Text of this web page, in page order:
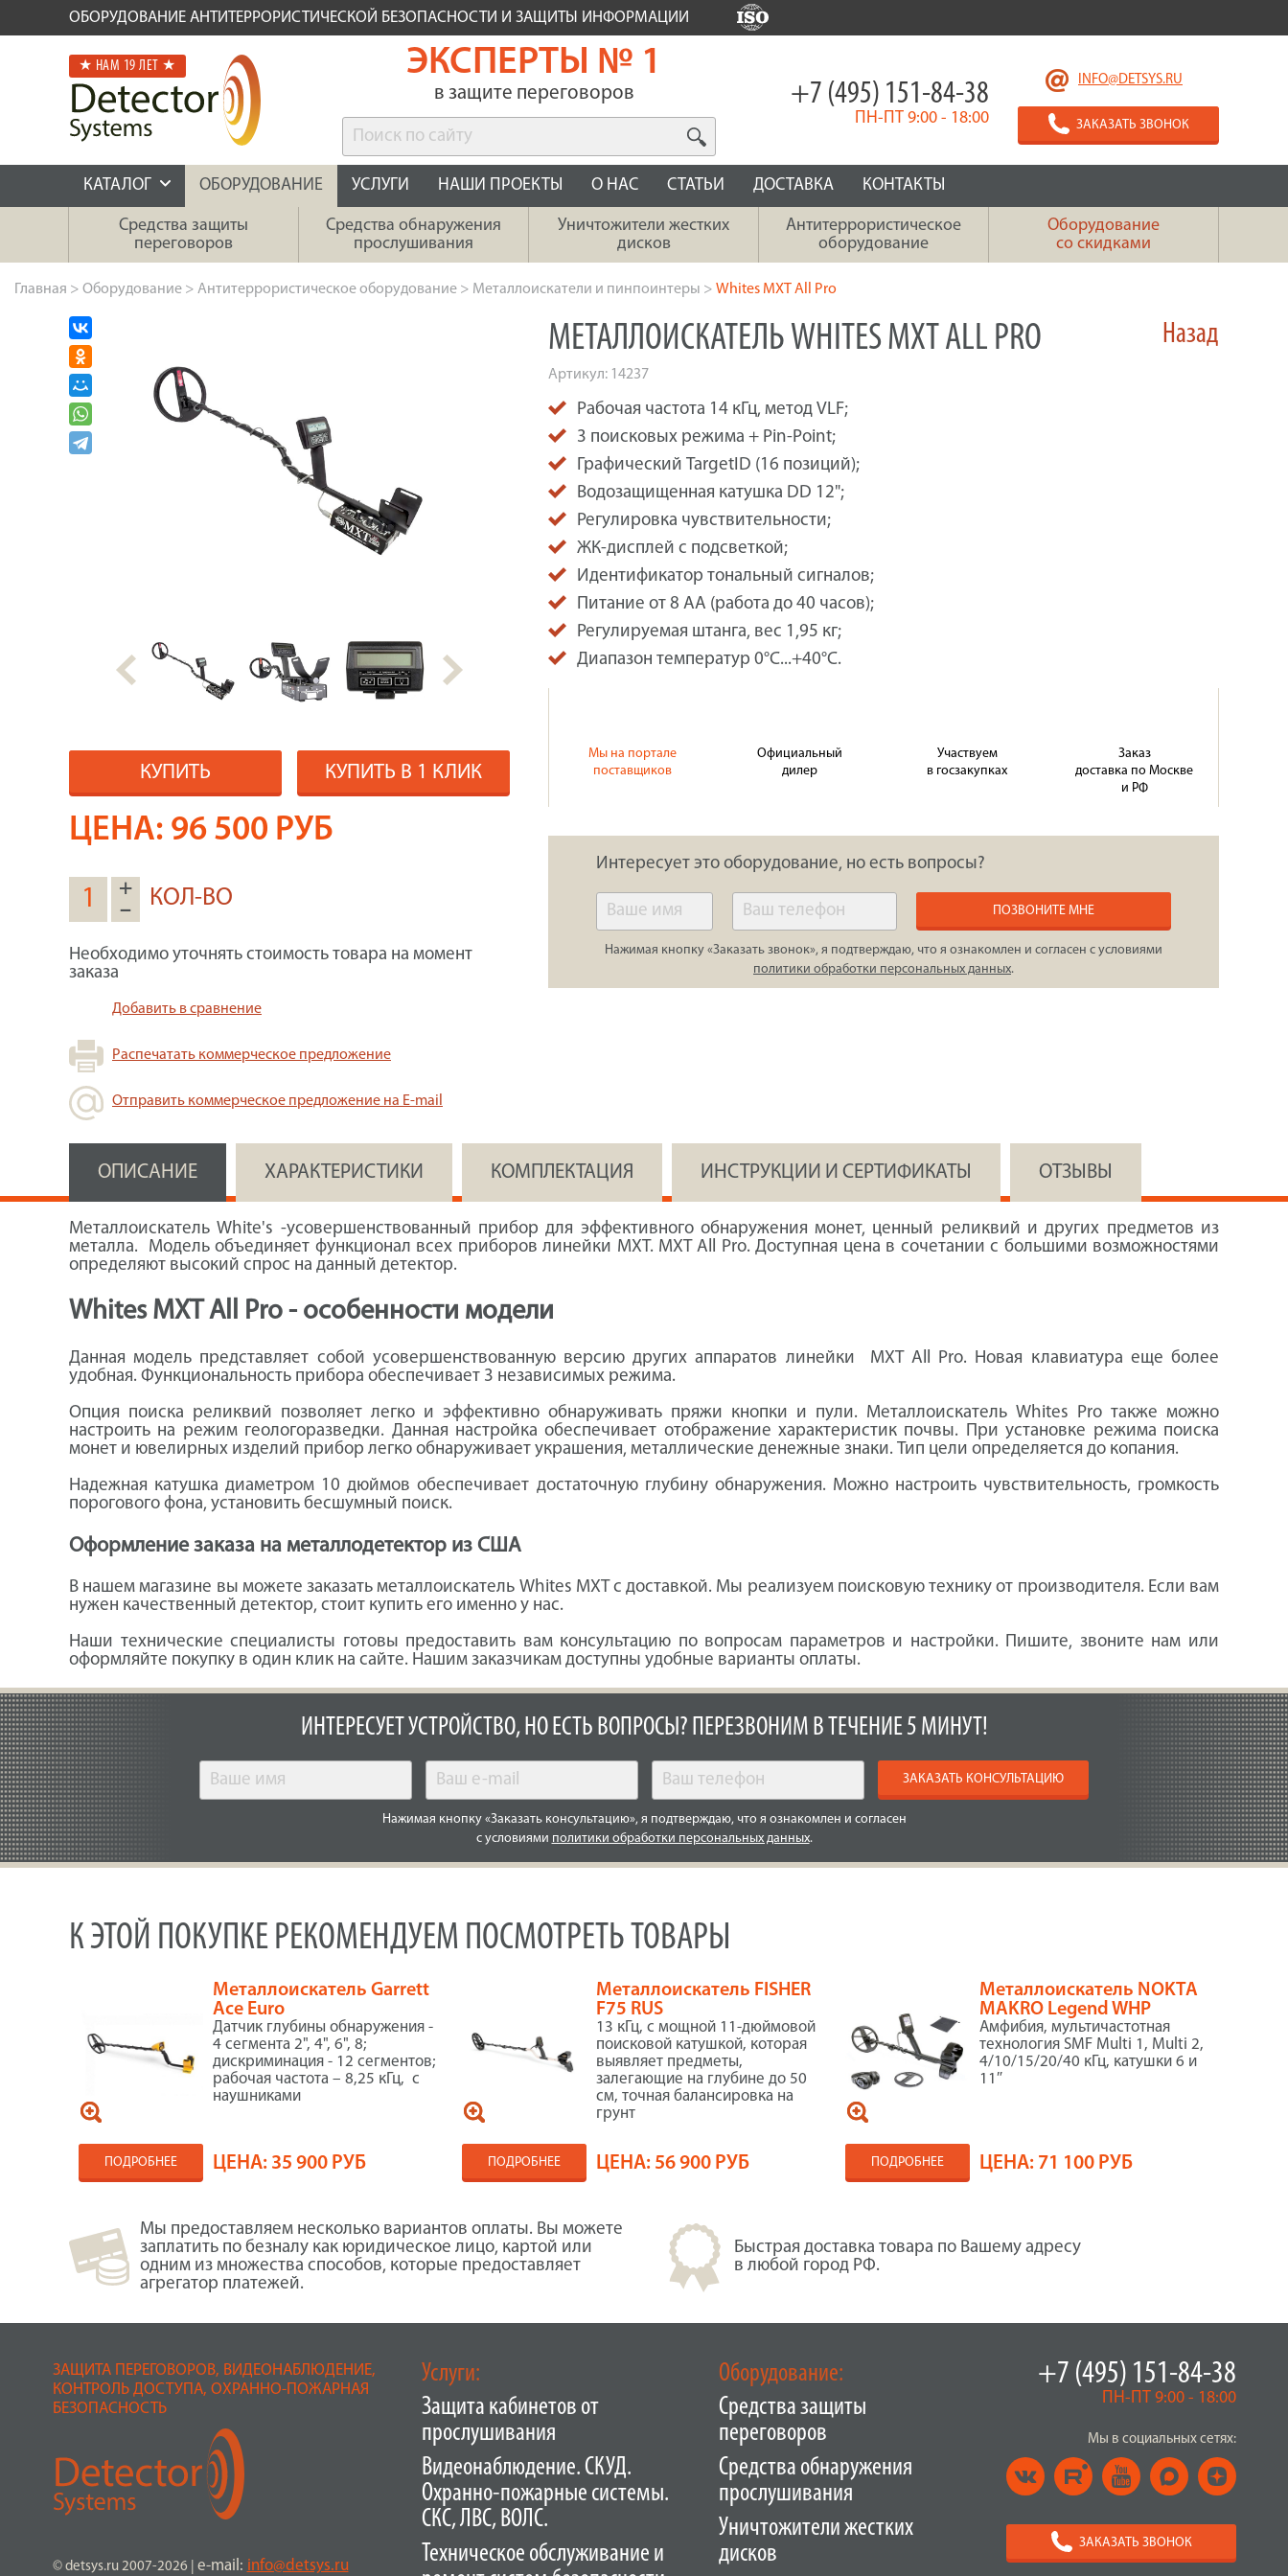
ОБОРУДОВАНИЕ АНТИТЕРРОРИСТИЧЕСКОЙ БЕЗОПАСНОСТИ И ЗАЩИТЫ ИНФОРМАЦИИ
★ НАМ 19 ЛЕТ ★ ЭКСПЕРТЫ № 1
в защите переговоров
INFO@DETSYS.RU
ЗАКАЗАТЬ ЗВОНОК
+7 (495) 151-84-38
ПН-ПТ 9:00 - 18:00
КАТАЛОГ ОБОРУДОВАНИЕ УСЛУГИ НАШИ ПРОЕКТЫ О НАС СТАТЬИ ДОСТАВКА КОНТАКТЫ
Средства защиты
переговоров
Средства обнаружения
прослушивания
Уничтожители жестких
дисков
Антитеррористическое
оборудование
Оборудование
со скидками
Главная > Оборудование > Антитеррористическое оборудование > Металлоискатели и пинпоинтеры > Whites MXT All Pro
Назад
КУПИТЬ КУПИТЬ В 1 КЛИК
ЦЕНА: 96 500 РУБ
+
–
КОЛ-ВО
Необходимо уточнять стоимость товара на момент
заказа
Добавить в сравнение
Распечатать коммерческое предложение
Отправить коммерческое предложение на E-mail
МЕТАЛЛОИСКАТЕЛЬ WHITES MXT ALL PRO
Артикул: 14237
Рабочая частота 14 кГц, метод VLF;
3 поисковых режима + Pin-Point;
Графический TargetID (16 позиций);
Водозащищенная катушка DD 12";
Регулировка чувствительности;
ЖК-дисплей с подсветкой;
Идентификатор тональный сигналов;
Питание от 8 AA (работа до 40 часов);
Регулируемая штанга, вес 1,95 кг;
Диапазон температур 0°C...+40°C.
Мы на портале
поставщиков
Официальный
дилер
Участвуем
в госзакупках
Заказ
доставка по Москве
и РФ
Интересует это оборудование, но есть вопросы?
ПОЗВОНИТЕ МНЕ
Нажимая кнопку «Заказать звонок», я подтверждаю, что я ознакомлен и согласен с условиями
политики обработки персональных данных.
ОПИСАНИЕ ХАРАКТЕРИСТИКИ КОМПЛЕКТАЦИЯ ИНСТРУКЦИИ И СЕРТИФИКАТЫ ОТЗЫВЫ
Металлоискатель White's -усовершенствованный прибор для эффективного обнаружения монет, ценный реликвий и других предметов из
металла. Модель объединяет функционал всех приборов линейки MXT. MXT All Pro. Доступная цена в сочетании с большими возможностями
определяют высокий спрос на данный детектор.
Whites MXT All Pro - особенности модели
Данная модель представляет собой усовершенствованную версию других аппаратов линейки MXT All Pro. Новая клавиатура еще более
удобная. Функциональность прибора обеспечивает 3 независимых режима.
Опция поиска реликвий позволяет легко и эффективно обнаруживать пряжи кнопки и пули. Металлоискатель Whites Pro также можно
настроить на режим геологоразведки. Данная настройка обеспечивает отображение характеристик почвы. При установке режима поиска
монет и ювелирных изделий прибор легко обнаруживает украшения, металлические денежные знаки. Тип цели определяется до копания.
Надежная катушка диаметром 10 дюймов обеспечивает достаточную глубину обнаружения. Можно настроить чувствительность, громкость
порогового фона, установить бесшумный поиск.
Оформление заказа на металлодетектор из США
В нашем магазине вы можете заказать металлоискатель Whites MXT с доставкой. Мы реализуем поисковую технику от производителя. Если вам
нужен качественный детектор, стоит купить его именно у нас.
Наши технические специалисты готовы предоставить вам консультацию по вопросам параметров и настройки. Пишите, звоните нам или
оформляйте покупку в один клик на сайте. Нашим заказчикам доступны удобные варианты оплаты.
ИНТЕРЕСУЕТ УСТРОЙСТВО, НО ЕСТЬ ВОПРОСЫ? ПЕРЕЗВОНИМ В ТЕЧЕНИЕ 5 МИНУТ!
ЗАКАЗАТЬ КОНСУЛЬТАЦИЮ
Нажимая кнопку «Заказать консультацию», я подтверждаю, что я ознакомлен и согласен
с условиями политики обработки персональных данных.
К ЭТОЙ ПОКУПКЕ РЕКОМЕНДУЕМ ПОСМОТРЕТЬ ТОВАРЫ
Металлоискатель Garrett
Ace Euro
Датчик глубины обнаружения -
4 сегмента 2", 4", 6", 8;
дискриминация - 12 сегментов;
рабочая частота – 8,25 кГц, с
наушниками
ПОДРОБНЕЕ ЦЕНА: 35 900 РУБ
Металлоискатель FISHER
F75 RUS
13 кГц, с мощной 11-дюймовой
поисковой катушкой, которая
выявляет предметы,
залегающие на глубине до 50
см, точная балансировка на
грунт
ПОДРОБНЕЕ ЦЕНА: 56 900 РУБ
Металлоискатель NOKTA
MAKRO Legend WHP
Амфибия, мультичастотная
технология SMF Multi 1, Multi 2,
4/10/15/20/40 кГц, катушки 6 и
11″
ПОДРОБНЕЕ ЦЕНА: 71 100 РУБ
Мы предоставляем несколько вариантов оплаты. Вы можете
заплатить по безналу как юридическое лицо, картой или
одним из множества способов, которые предоставляет
агрегатор платежей.
Быстрая доставка товара по Вашему адресу
в любой город РФ.
ЗАЩИТА ПЕРЕГОВОРОВ, ВИДЕОНАБЛЮДЕНИЕ,
КОНТРОЛЬ ДОСТУПА, ОХРАННО-ПОЖАРНАЯ
БЕЗОПАСНОСТЬ
© detsys.ru 2007-2026 e-mail: info@detsys.ru
Услуги:
Защита кабинетов от
прослушивания
Видеонаблюдение. СКУД.
Охранно-пожарные системы.
СКС, ЛВС, ВОЛС.
Техническое обслуживание и
+7 (495) 151-84-38
ПН-ПТ 9:00 - 18:00
Мы в социальных сетях:
ЗАКАЗАТЬ ЗВОНОК
Оборудование:
Средства защиты
переговоров
Средства обнаружения
прослушивания
Уничтожители жестких
дисков